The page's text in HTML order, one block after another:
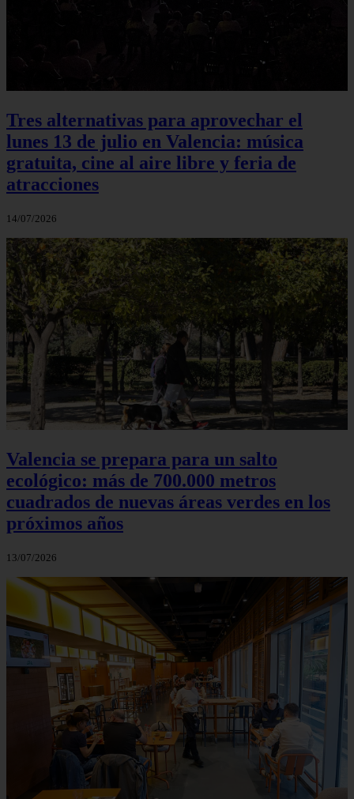
Tres alternativas para aprovechar el
lunes 13 de julio en Valencia: música
gratuita, cine al aire libre y feria de
atracciones
14/07/2026
Valencia se prepara para un salto
ecológico: más de 700.000 metros
cuadrados de nuevas áreas verdes en los
próximos años
13/07/2026